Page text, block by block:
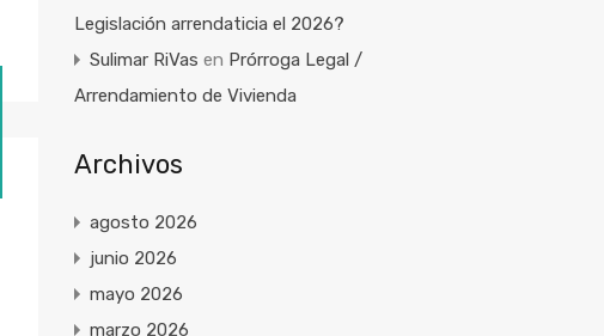
Legislación arrendaticia el 2026?
Sulimar RiVas en Prórroga Legal /
Arrendamiento de Vivienda
Archivos
agosto 2026
junio 2026
mayo 2026
marzo 2026